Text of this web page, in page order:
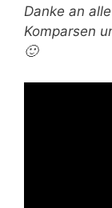
Danke an
Komparsen
🙂